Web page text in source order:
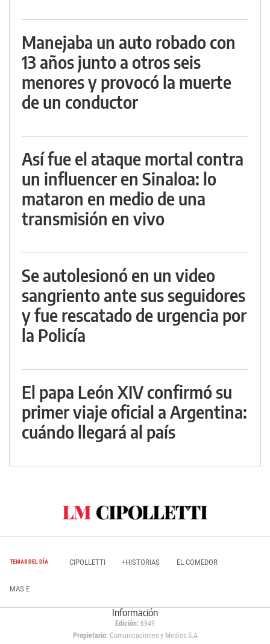
Manejaba un auto robado con
13 años junto a otros seis
menores y provocó la muerte
de un conductor
Así fue el ataque mortal contra
un influencer en Sinaloa: lo
mataron en medio de una
transmisión en vivo
Se autolesionó en un video
sangriento ante sus seguidores
y fue rescatado de urgencia por
la Policía
El papa León XIV confirmó su
primer viaje oficial a Argentina:
cuándo llegará al país
TEMAS DEL DÍA CIPOLLETTI +HISTORIAS EL COMEDOR
MAS E
Información
Edición: 6949
Propietario:Comunicaciones y Medios S.A